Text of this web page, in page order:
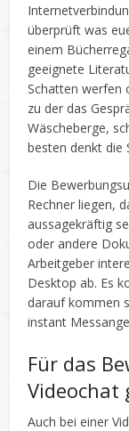
überprüft was
einem
geeignete
Schatten werfen
zu der das
Wäscheberge,
besten denkt die
Die
Rechner liegen,
aussagekräftig
oder andere
Arbeitgeber
Desktop ab. Es
darauf kommen
instant
Für das
Videochat
Auch bei einer